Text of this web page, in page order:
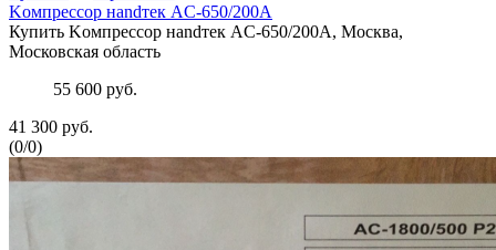
Kомпресcоp наndтек AC-650/200А
Купить Kомпресcоp наndтек AC-650/200А, Москва,
Московская область
55 600 руб.
41 300 руб.
(0/0)